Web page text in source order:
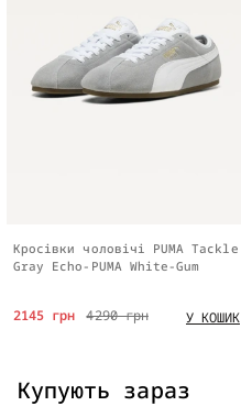
Кросівки чоловічі PUMA Tackle
Gray Echo-PUMA White-Gum
4290 грн
2145 грн У КОШИК
Купують зараз